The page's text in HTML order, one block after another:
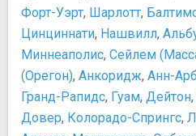
Музей «Таверна Фрэнсиса»
Музей американских
Музей американского
Музей американского
Музей африканского
Музей Дизайна Купер-
Сувениры из Нью-Йорка
Шопинг в Нью-Йорке
Еда и напитки
10 лучших блюд
попробовать
Алкоголь в США
Еда и напитки в Нью-Йорке
Форт-Уэрт, Шарлотт,
Цинциннати, Нашвилл,
Миннеаполис, Сейлем
(Орегон), Анкоридж, Анн-
Гранд-Рапидс, Гуам, Дейтон,
Довер, Колорадо-Спрингс,